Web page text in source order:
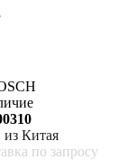
Китая
по запросу